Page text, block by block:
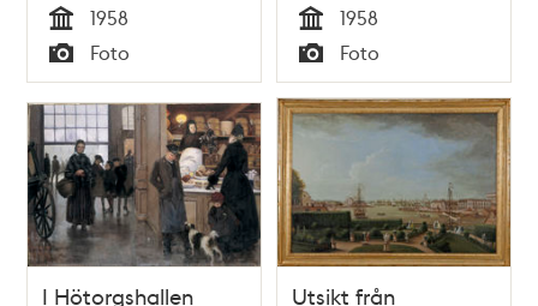
Tid
1958
Typ
Foto Tid
1958
Typ
Foto
I Hötorgshallen
Utsikt från